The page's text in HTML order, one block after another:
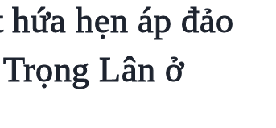
hẹn áp đảo
Lân ở